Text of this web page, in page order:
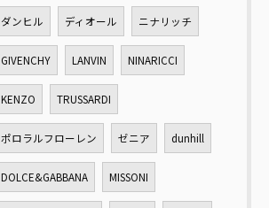
ダンヒル ディオール ニナリッチ
GIVENCHY LANVIN NINARICCI
KENZO TRUSSARDI
ポロラルフローレン ゼニア dunhill
DOLCE&GABBANA MISSONI